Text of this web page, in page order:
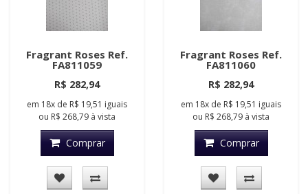
Fragrant Roses Ref.
FA811059
R$ 282,94
em 18x de R$ 19,51 iguais
ou R$ 268,79 à vista
Comprar
Fragrant Roses Ref.
FA811060
R$ 282,94
em 18x de R$ 19,51 iguais
ou R$ 268,79 à vista
Comprar